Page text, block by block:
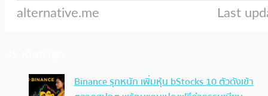
Binance รุกหนัก เพิ่มหุ้น bStocks 10 ตัวดังเข้า